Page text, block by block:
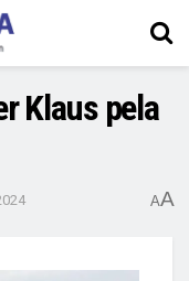
Klaus pela
AA